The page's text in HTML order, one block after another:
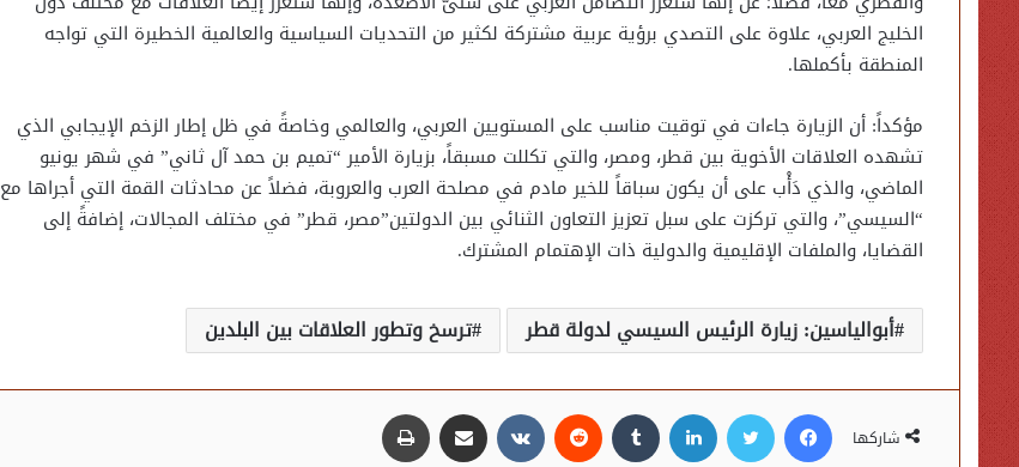
الخليج العربي، علاوة على التصدي برؤية عربية مشتركة لكثير من التحديات السياسية والعالمية الخطيرة التي تواجه
المنطقة بأكملها.
مؤكداً: أن الزيارة جاءات في توقيت مناسب على المستويين العربي، والعالمي وخاصةً في ظل إطار الزخم الإيجابي الذي
تشهده العلاقات الأخوية بين قطر، ومصر، والتي تكللت مسبقاً، بزيارة الأمير “تميم بن حمد آل ثاني” في شهر يونيو
الماضي، والذي دَأْب على أن يكون سباقاً للخير مادم في مصلحة العرب والعروبة، فضلاً عن محادثات القمة التي أجراها مع
“السيسي”، والتي تركزت على سبل تعزيز التعاون الثنائي بين الدولتين”مصر، قطر” في مختلف المجالات، إضافةً إلى
القضايا، والملفات الإقليمية والدولية ذات الإهتمام المشترك.
أبوالياسين: زيارة الرئيس السيسي لدولة قطر ترسخ وتطور العلاقات بين البلدين
شاركها
فيسبوك تويتر لينكدإن مشاركة عبر البريد